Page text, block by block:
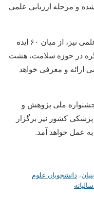
و مرحله ارزیابی علمی
در بخش ایده‌های فناورانه این رویداد علمی نیز، از میان ۶۰ ایده
در حوزه سلامت، هشت
ارائه و معرفی خواهد
جشنواره ملی پژوهش و
کشور نیز برگزار
عمل خواهد آمد.
، دانشجویان علوم